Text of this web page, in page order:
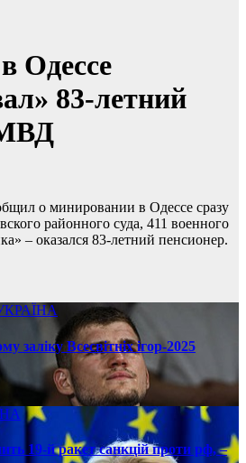
Одессе
83-летний
о минировании в Одессе сразу
районного суда, 411 военного
– оказался 83-летний пенсионер.
заліку Всесвітніх ігор-2025
19-й ракет санкцій проти рф, –